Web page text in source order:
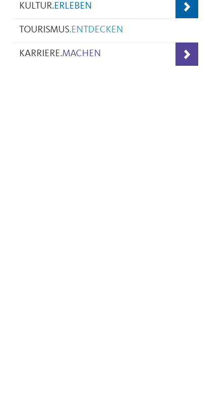
KULTUR.ERLEBEN
TOURISMUS.ENTDECKEN
KARRIERE.MACHEN